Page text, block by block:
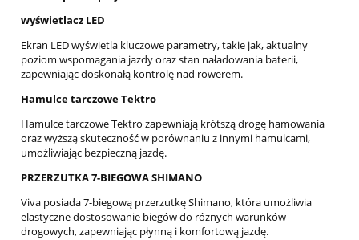
wyświetlacz LED
Ekran LED wyświetla kluczowe parametry, takie jak, aktualny
poziom wspomagania jazdy oraz stan naładowania baterii,
zapewniając doskonałą kontrolę nad rowerem.
Hamulce tarczowe Tektro
Hamulce tarczowe Tektro zapewniają krótszą drogę hamowania
oraz wyższą skuteczność w porównaniu z innymi hamulcami,
umożliwiając bezpieczną jazdę.
PRZERZUTKA 7-BIEGOWA SHIMANO
Viva posiada 7-biegową przerzutkę Shimano, która umożliwia
elastyczne dostosowanie biegów do różnych warunków
drogowych, zapewniając płynną i komfortową jazdę.